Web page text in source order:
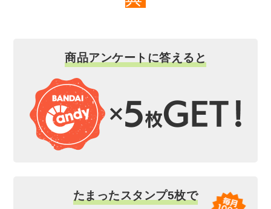
商品アンケートに答えると
たまったスタンプ5枚で